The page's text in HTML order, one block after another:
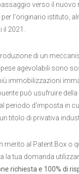
verso il nuovo
l'originario istituto,
2021.
di un
agevolabili sono
immobilizzazioni
può usufruire
periodo d'imposta in
titolo di privativa
merito al Patent Box o
la tua domanda
richiesta e 100% di